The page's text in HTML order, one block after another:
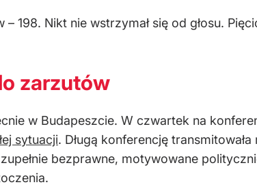
198. Nikt nie wstrzymał się od głosu.
zarzutów
w Budapeszcie. W czwartek na
sytuacji. Długą konferencję
bezprawne, motywowane